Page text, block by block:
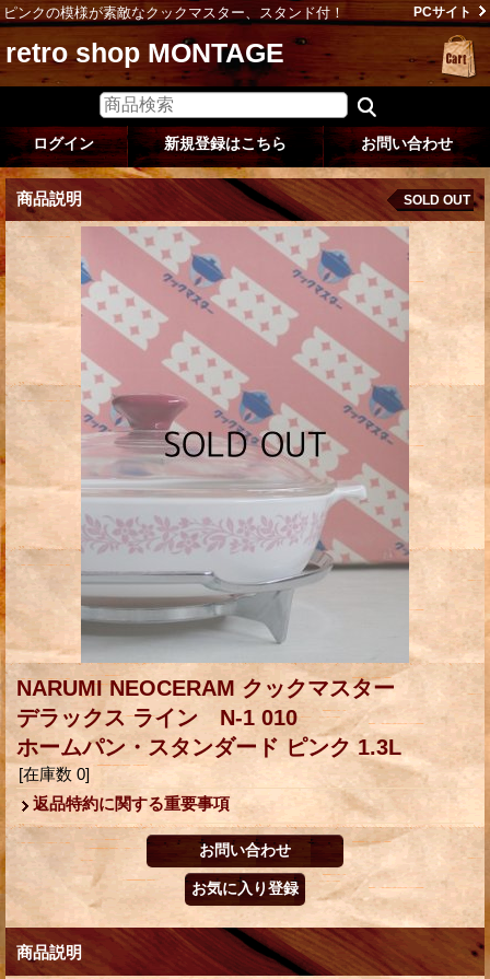
ピンクの模様が素敵なクックマスター、スタンド付！ PCサイト
retro shop MONTAGE
ログイン 新規登録はこちら お問い合わせ
商品説明 SOLD OUT
NARUMI NEOCERAM クックマスター
デラックス ライン N-1 010
ホームパン・スタンダード ピンク 1.3L
[在庫数 0]
返品特約に関する重要事項
商品説明